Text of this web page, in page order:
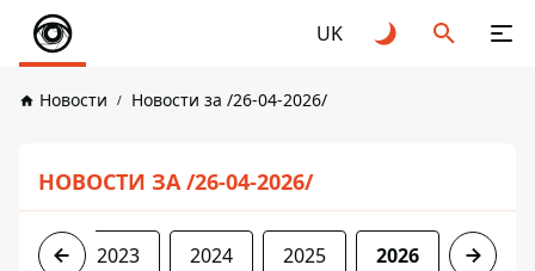
UK
Новости Новости за /26-04-2026/
НОВОСТИ ЗА /26-04-2026/
2022 2023 2024 2025 2026